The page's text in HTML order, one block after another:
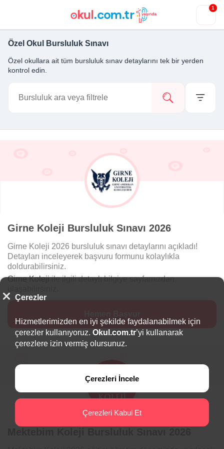
1
Özel Okul Bursluluk Sınavı
Özel okullara ait tüm bursluluk sınav detaylarını tek bir yerden
kontrol edin.
Girne Koleji Bursluluk Sınavı 2026
Girne Koleji 2026 bursluluk sınavı detaylarını açıkladı!
Detayları inceleyerek başvuru formunu kolaylıkla
doldurabilirsiniz.
Girne Kolejiile ilgili detaylı bilgiye sayfamızdan
Çerezler
Hizmetlerimizden en iyi şekilde faydalanabilmek için
çerezler kullanıyoruz. Okul.com.tr’yi kullanarak
çerezlere izin vermiş olursunuz.
Çerezleri İncele
Çerezleri Kabul Et